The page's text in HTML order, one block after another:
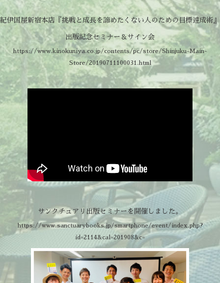
紀伊国屋新宿本店『挑戦と成長を諦めたくない人のための目標達成術』
出版記念セミナー＆サイン会
https://www.kinokuniya.co.jp/contents/pc/store/Shinjuku-Main-
Store/20190711100031.html
サンクチュアリ出版セミナーを開催しました。
https://www.sanctuarybooks.jp/smartphone/event/index.php?
id=2114&cal=201908&c=